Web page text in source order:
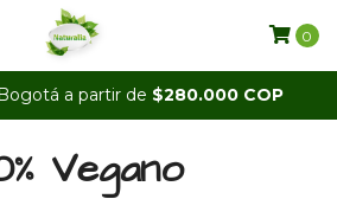
a partir de $280.000 COP
0
Vegano